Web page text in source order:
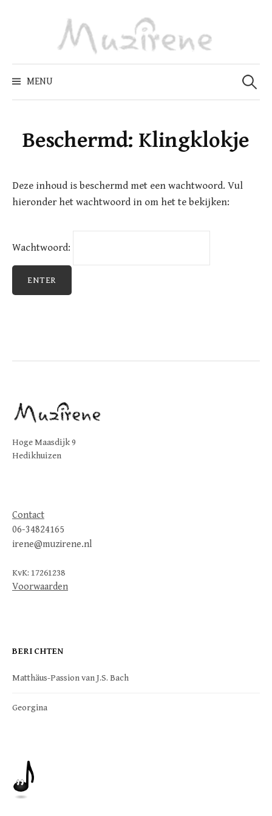
MENU
Zoeken
naar:
Beschermd: Klingklokje
Deze inhoud is beschermd met een wachtwoord. Vul
hieronder het wachtwoord in om het te bekijken:
Wachtwoord:
Hoge Maasdijk 9
Hedikhuizen
Contact
06-34824165
irene@muzirene.nl
KvK: 17261238
Voorwaarden
BERICHTEN
Matthäus-Passion van J.S. Bach
Georgina